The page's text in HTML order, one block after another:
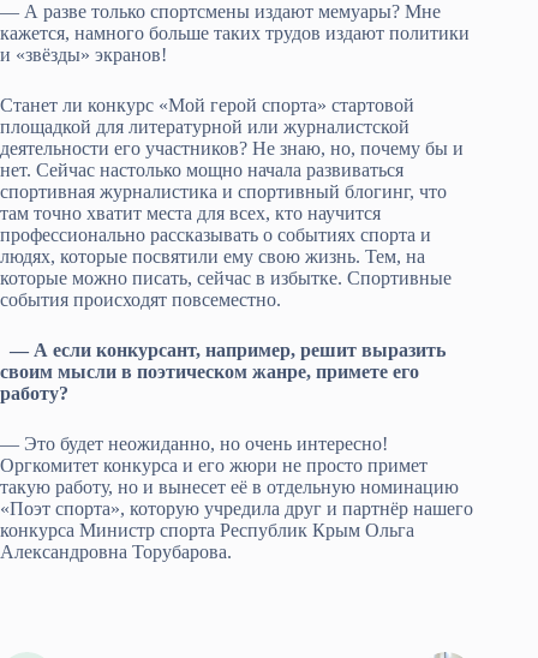
— А разве только спортсмены издают мемуары? Мне
кажется, намного больше таких трудов издают политики
и «звёзды» экранов!
Станет ли конкурс «Мой герой спорта» стартовой
площадкой для литературной или журналистской
деятельности его участников? Не знаю, но, почему бы и
нет. Сейчас настолько мощно начала развиваться
спортивная журналистика и спортивный блогинг, что
там точно хватит места для всех, кто научится
профессионально рассказывать о событиях спорта и
людях, которые посвятили ему свою жизнь. Тем, на
которые можно писать, сейчас в избытке. Спортивные
события происходят повсеместно.
— А если конкурсант, например, решит выразить
своим мысли в поэтическом жанре, примете его
работу?
— Это будет неожиданно, но очень интересно!
Оргкомитет конкурса и его жюри не просто примет
такую работу, но и вынесет её в отдельную номинацию
«Поэт спорта», которую учредила друг и партнёр нашего
конкурса Министр спорта Республик Крым Ольга
Александровна Торубарова.